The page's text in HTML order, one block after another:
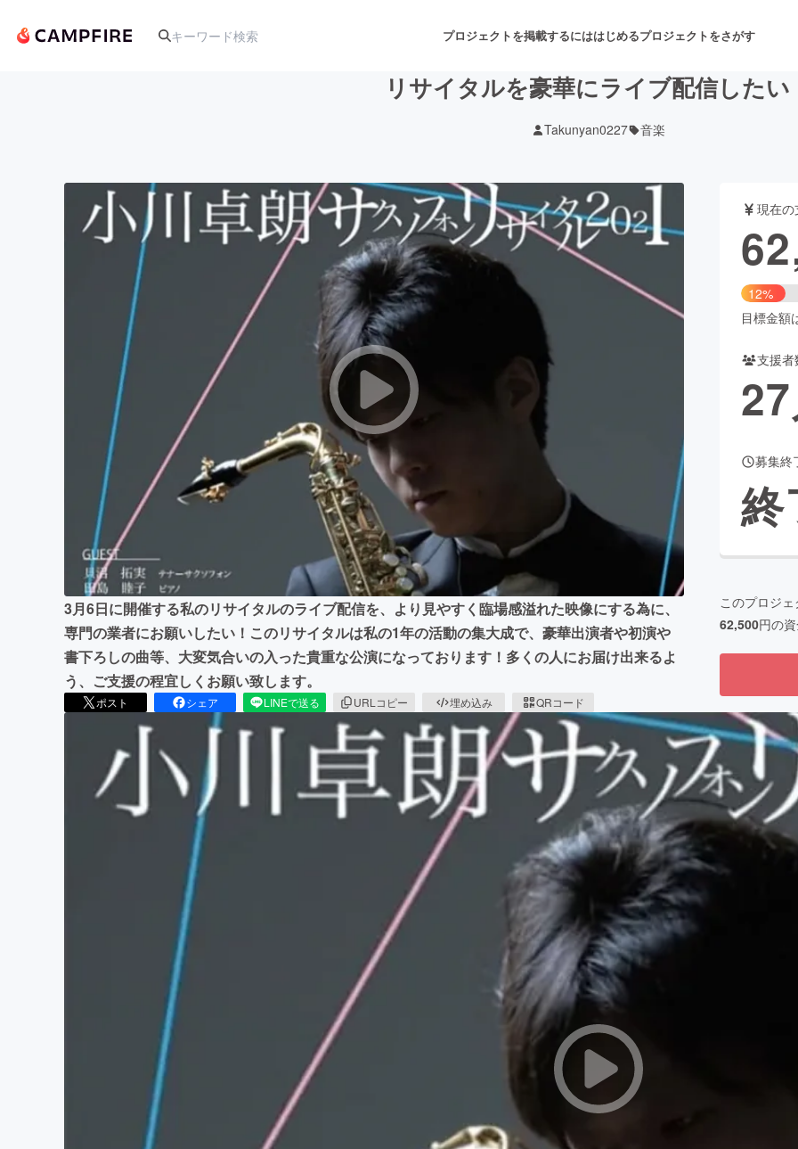
プロジェクトを掲載するにははじめるプロジェクトをさがす
アート・写真 音楽 舞台・パフォーマンス
テクノロジー・ガジェット ゲーム・サービス開発
書籍・雑誌出版 アニメ・漫画
ビジネス・起業 ビューティー・ヘルスケ
まちづくり・地域活性化
CAMPFIRE for Social Good
CAMPFIRE Creation
CAMPFIREふるさと納税
コミュニティ
リサイタルを豪華にライブ配信したい
Takunyan0227 音楽
3月6日に開催する私のリサイタルのライブ配信を、より見やすく臨場感溢れた映像にする為に、
専門の業者にお願いしたい！このリサイタルは私の1年の活動の集大成で、豪華出演者や初演や
書下ろしの曲等、大変気合いの入った貴重な公演になっております！多くの人にお届け出来るよ
う、ご支援の程宜しくお願い致します。
ポスト シェア LINEで送る URLコピー 埋め込み QRコード
現在
12%
目標金額
支援者
27
募集終
終
このプロジ
62,500円の